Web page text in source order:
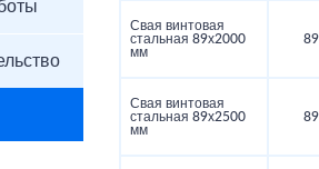
Свая винтовая
стальная 89х2000
мм
89
Свая винтовая
стальная 89х2500
мм
89